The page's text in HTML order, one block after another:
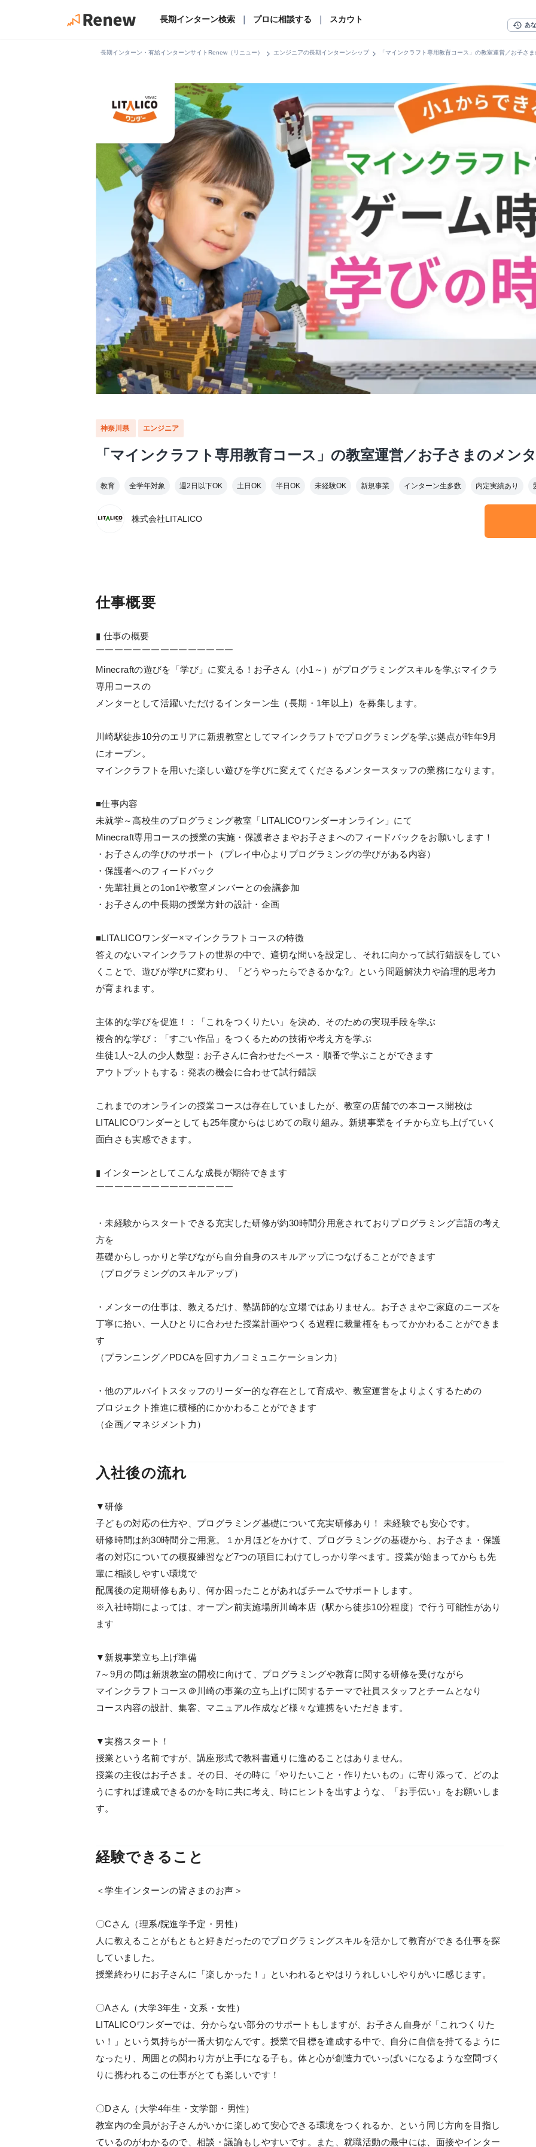
長期インターン検索 プロに相談する スカウト
history あ
長期インターン・有給インターンサイトRenew（リニュー） chevron_right エンジニアの長期インターンシップchevron_right 「マインクラフト専用教育コース」の教室運営／お子さ
神奈川県 エンジニア
「マインクラフト専用教育コース」の教室運営／お子さまのメン
教育 全学年対象 週2日以下OK 土日OK 半日OK 未経験OK 新規事業 インターン生多数 内定実績あり
株式会社LITALICO
仕事概要
▮ 仕事の概要
￣￣￣￣￣￣￣￣￣￣￣￣￣￣￣
Minecraftの遊びを「学び」に変える！お子さん（小1～）がプログラミングスキルを学ぶマイクラ
専用コースの
メンターとして活躍いただけるインターン生（長期・1年以上）を募集します。
川崎駅徒歩10分のエリアに新規教室としてマインクラフトでプログラミングを学ぶ拠点が昨年9月
にオープン。
マインクラフトを用いた楽しい遊びを学びに変えてくださるメンタースタッフの業務になります。
■仕事内容
未就学～高校生のプログラミング教室「LITALICOワンダーオンライン」にて
Minecraft専用コースの授業の実施・保護者さまやお子さまへのフィードバックをお願いします！
・お子さんの学びのサポート（プレイ中心よりプログラミングの学びがある内容）
・保護者へのフィードバック
・先輩社員との1on1や教室メンバーとの会議参加
・お子さんの中長期の授業方針の設計・企画
■LITALICOワンダー×マインクラフトコースの特徴
答えのないマインクラフトの世界の中で、適切な問いを設定し、それに向かって試行錯誤をしてい
くことで、遊びが学びに変わり、「どうやったらできるかな?」という問題解決力や論理的思考力
が育まれます。
主体的な学びを促進！：「これをつくりたい」を決め、そのための実現手段を学ぶ
複合的な学び：「すごい作品」をつくるための技術や考え方を学ぶ
生徒1人~2人の少人数型：お子さんに合わせたペース・順番で学ぶことができます
アウトプットもする：発表の機会に合わせて試行錯誤
これまでのオンラインの授業コースは存在していましたが、教室の店舗での本コース開校は
LITALICOワンダーとしても25年度からはじめての取り組み。新規事業をイチから立ち上げていく
面白さも実感できます。
▮ インターンとしてこんな成長が期待できます
￣￣￣￣￣￣￣￣￣￣￣￣￣￣￣
・未経験からスタートできる充実した研修が約30時間分用意されておりプログラミング言語の考え
方を
基礎からしっかりと学びながら自分自身のスキルアップにつなげることができます
（プログラミングのスキルアップ）
・メンターの仕事は、教えるだけ、塾講師的な立場ではありません。お子さまやご家庭のニーズを
丁寧に拾い、一人ひとりに合わせた授業計画やつくる過程に裁量権をもってかかわることができま
す
（プランニング／PDCAを回す力／コミュニケーション力）
・他のアルバイトスタッフのリーダー的な存在として育成や、教室運営をよりよくするための
プロジェクト推進に積極的にかかわることができます
（企画／マネジメント力）
入社後の流れ
▼研修
子どもの対応の仕方や、プログラミング基礎について充実研修あり！ 未経験でも安心です。
研修時間は約30時間分ご用意。１か月ほどをかけて、プログラミングの基礎から、お子さま・保護
者の対応についての模擬練習など7つの項目にわけてしっかり学べます。授業が始まってからも先
輩に相談しやすい環境で
配属後の定期研修もあり、何か困ったことがあればチームでサポートします。
※入社時期によっては、オープン前実施場所川崎本店（駅から徒歩10分程度）で行う可能性があり
ます
▼新規事業立ち上げ準備
7～9月の間は新規教室の開校に向けて、プログラミングや教育に関する研修を受けながら
マインクラフトコース＠川崎の事業の立ち上げに関するテーマで社員スタッフとチームとなり
コース内容の設計、集客、マニュアル作成など様々な連携をいただきます。
▼実務スタート！
授業という名前ですが、講座形式で教科書通りに進めることはありません。
授業の主役はお子さま。その日、その時に「やりたいこと・作りたいもの」に寄り添って、どのよ
うにすれば達成できるのかを時に共に考え、時にヒントを出すような、「お手伝い」をお願いしま
す。
経験できること
＜学生インターンの皆さまのお声＞
〇Cさん（理系/院進学予定・男性）
人に教えることがもともと好きだったのでプログラミングスキルを活かして教育ができる仕事を探
していました。
授業終わりにお子さんに「楽しかった！」といわれるとやはりうれしいしやりがいに感じます。
〇Aさん（大学3年生・文系・女性）
LITALICOワンダーでは、分からない部分のサポートもしますが、お子さん自身が「これつくりた
い！」という気持ちが一番大切なんです。授業で目標を達成する中で、自分に自信を持てるように
なったり、周囲との関わり方が上手になる子も。体と心が創造力でいっぱいになるような空間づく
りに携われるこの仕事がとても楽しいです！
〇Dさん（大学4年生・文学部・男性）
教室内の全員がお子さんがいかに楽しめて安心できる環境をつくれるか、という同じ方向を目指し
ているのがわかるので、相談・議論もしやすいです。また、就職活動の最中には、面接やインター